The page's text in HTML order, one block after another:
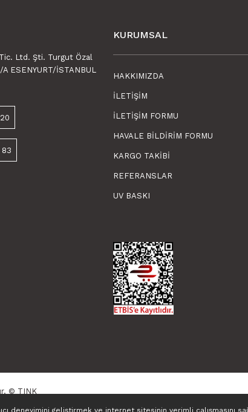
Ltd. Şti. Turgut Özal
ESENYURT/İSTANBUL
83
KURUMSAL
HAKKIMIZDA
İLETIŞIM
İLETIŞIM FORMU
HAVALE BILDIRIM FORMU
KARGO TAKIBI
REFERANSLAR
UV BASKI
© TINK